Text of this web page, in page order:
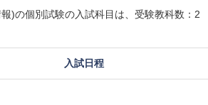
)の個別試験の入試科目は、受験教科数：2
入試日程